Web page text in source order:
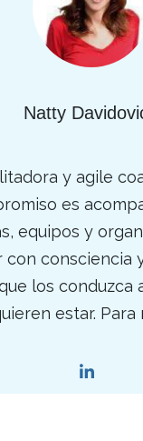
Natty
y agile
es
equipos y
con consciencia
los conduzca
estar. Para